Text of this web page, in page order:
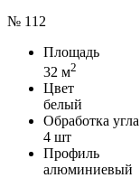
№ 112
Площадь
32 м2
Цвет
белый
Обработка угла
4 шт
Профиль
алюминиевый